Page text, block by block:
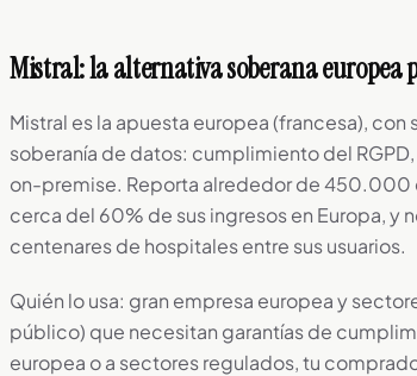
Mistral: la alternativa soberana europea
Mistral es la apuesta europea (francesa),
soberanía de datos: cumplimiento del
on-premise. Reporta alrededor de 450.000
cerca del 60% de sus ingresos en Europa, y
centenares de hospitales entre sus usuarios.
Quién lo usa: gran empresa europea y
público) que necesitan garantías de
europea o a sectores regulados, tu